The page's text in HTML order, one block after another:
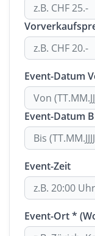
Event-Datum
Event-Datum
Event-Zeit
Event-Ort *